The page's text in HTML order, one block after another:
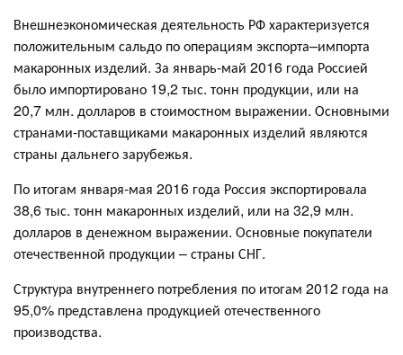
Внешнеэкономическая деятельность РФ характеризуется
положительным сальдо по операциям экспорта–импорта
макаронных изделий. За январь-май 2016 года Россией
было импортировано 19,2 тыс. тонн продукции, или на
20,7 млн. долларов в стоимостном выражении. Основными
странами-поставщиками макаронных изделий являются
страны дальнего зарубежья.
По итогам января-мая 2016 года Россия экспортировала
38,6 тыс. тонн макаронных изделий, или на 32,9 млн.
долларов в денежном выражении. Основные покупатели
отечественной продукции – страны СНГ.
Структура внутреннего потребления по итогам 2012 года на
95,0% представлена продукцией отечественного
производства.